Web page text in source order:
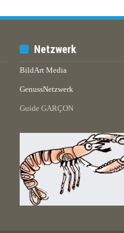
Netzwerk
BildArt Media
GenussNetzwerk
Guide GARÇON